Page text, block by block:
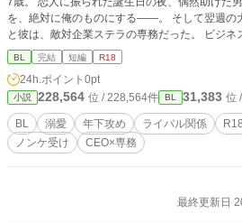
を、絶対に俺のものにする――。 そして翌週の大舞台にて、運命の再会。 なん
と彼は、敵対企業ステラの専務だった。 ビジ
一途に口説き落とす。 ビジネスライバルでも諦めない。 技術で、想いで、全て
を賭けて――。 一目惚れから始まる、攻めの純愛ストーリー。 ※本編完結済
み。 先に【ノンケだった俺が、敵対企業の年下
た】 を読まれることをおすすめします。 R描写
BL 完結 短編 R18
24h.ポイント 0pt
小説 228,564 位 / 228,564件 BL 31,383 位
BL 溺愛 年下攻め ライバル関係
ノンケ受け
CEO×専務
最終更新日